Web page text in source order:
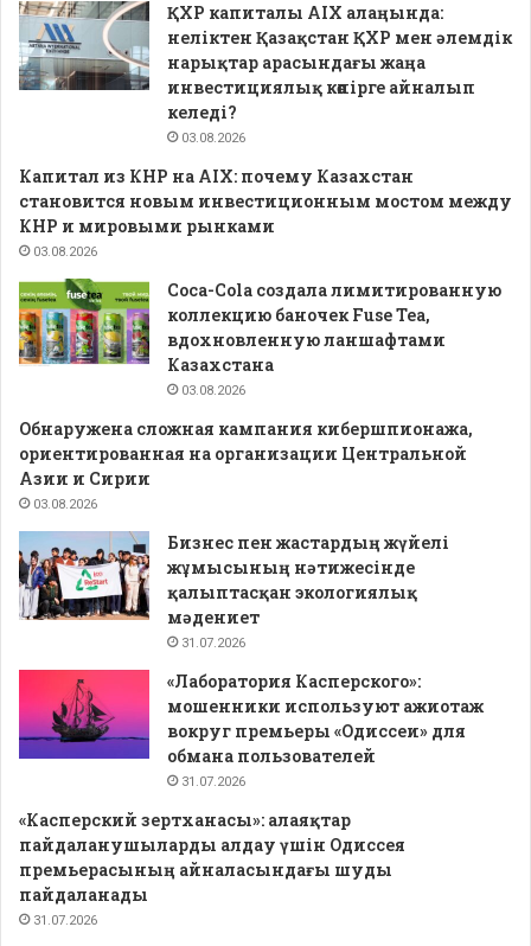
ҚХР капиталы AIX алаңында:
неліктен Қазақстан ҚХР мен әлемдік
нарықтар арасындағы жаңа
инвестициялық көпірге айналып
келеді?
03.08.2026
Капитал из КНР на AIX: почему Казахстан
становится новым инвестиционным мостом между
КНР и мировыми рынками
03.08.2026
Coca-Cola создала лимитированную
коллекцию баночек Fuse Tea,
вдохновленную ланшафтами
Казахстана
03.08.2026
Обнаружена сложная кампания кибершпионажа,
ориентированная на организации Центральной
Азии и Сирии
03.08.2026
Бизнес пен жастардың жүйелі
жұмысының нәтижесінде
қалыптасқан экологиялық
мәдениет
31.07.2026
«Лаборатория Касперского»:
мошенники используют ажиотаж
вокруг премьеры «Одиссеи» для
обмана пользователей
31.07.2026
«Касперский зертханасы»: алаяқтар
пайдаланушыларды алдау үшін Одиссея
премьерасының айналасындағы шуды
пайдаланады
31.07.2026